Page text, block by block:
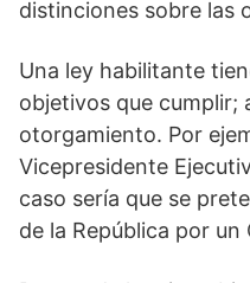
distinciones sobre las
Una ley habilitante
objetivos que cumplir;
otorgamiento. Por
Vicepresidente
caso sería que se
de la República por